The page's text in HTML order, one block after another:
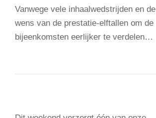
Vanwege vele inhaalwedstrijden en de
wens van de prestatie-elftallen om de
bijeenkomsten eerlijker te verdelen…